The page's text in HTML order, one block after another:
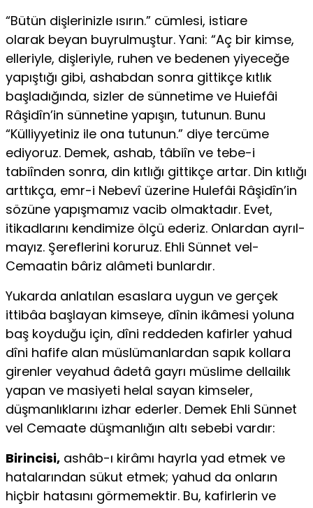
“Bütün dişlerinizle ısırın.” cümlesi, istiare
olarak beyan buyrulmuştur. Yani: “Aç bir kimse,
elleriyle, dişleriyle, ruhen ve bedenen yiyeceğe
yapıştığı gibi, ashabdan sonra gittikçe kıtlık
başladı­ğında, sizler de sünnetime ve Huiefâi
Râşidîn’in sünnetine yapışın, tutu­nun. Bunu
“Külliyyetiniz ile ona tutunun.” diye tercüme
ediyoruz. Demek, ashab, tâbiîn ve tebe-i
tabiînden sonra, din kıtlığı gittikçe artar. Din kıtlığı
arttıkça, emr-i Nebevî üzerine Hulefâi Râşidîn’in
sözüne yapışmamız vacib olmaktadır. Evet,
itikadlarını kendimize ölçü ederiz. Onlardan ayrıl­
mayız. Şereflerini koruruz. Ehli Sünnet vel-
Cemaatin bâriz alâmeti bun­lardır.
Yukarda anlatılan esaslara uygun ve gerçek
ittibâa başlayan kim­seye, dînin ikâmesi yoluna
baş koyduğu için, dîni reddeden kafirler yahud
dîni hafife alan müslümanlardan sapık kollara
girenler veyahud âdetâ gayrı müslime dellailık
yapan ve masiyeti helal sayan kimseler,
düşmanlıklarını izhar ederler. Demek Ehli Sünnet
vel Cemaate düşman­lığın altı sebebi vardır:
Birincisi, ashâb-ı kirâmı hayrla yad etmek ve
hatalarından sükut et­mek; yahud da onların
hiçbir hatasını görmemektir. Bu, kafirlerin ve